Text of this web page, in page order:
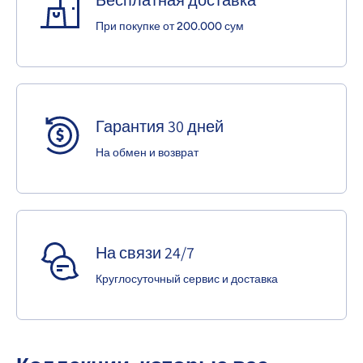
При покупке от 200.000 сум
Гарантия 30 дней
На обмен и возврат
На связи 24/7
Круглосуточный сервис и доставка